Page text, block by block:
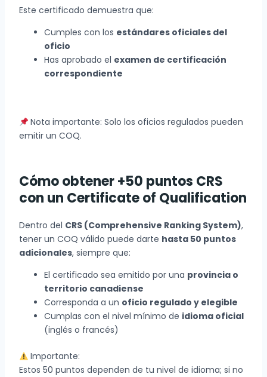
Este certificado demuestra que:
Cumples con los estándares oficiales del
oficio
Has aprobado el examen de certificación
correspondiente
Nota importante: Solo los oficios regulados pueden
emitir un COQ.
Cómo obtener +50 puntos CRS
con un Certificate of Qualification
Dentro del CRS (Comprehensive Ranking System),
tener un COQ válido puede darte hasta 50 puntos
adicionales, siempre que:
El certificado sea emitido por una provincia o
territorio canadiense
Corresponda a un oficio regulado y elegible
Cumplas con el nivel mínimo de idioma oficial
(inglés o francés)
Importante:
Estos 50 puntos dependen de tu nivel de idioma; si no